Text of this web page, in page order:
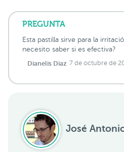
PREGUNTA
Esta pastilla sirve para la
necesito saber si es efectiva?
Dianelis Diaz 7 de octubre de
José